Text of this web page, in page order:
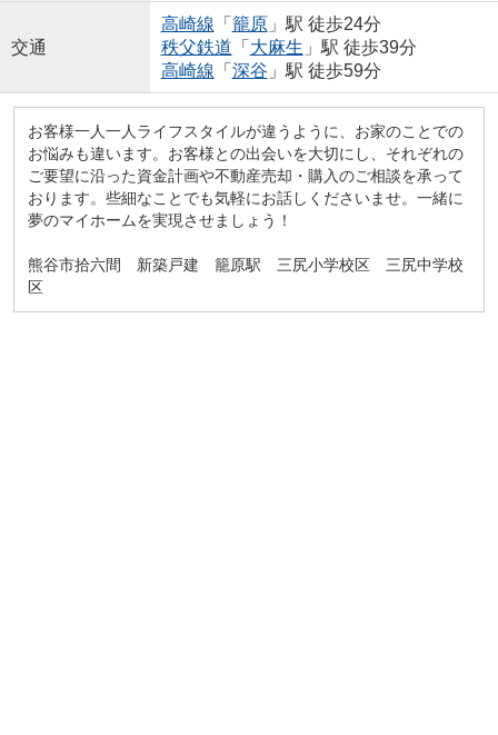
交通
高崎線 「 籠原」駅 徒歩24分
秩父鉄道 「 大麻生 」駅 徒歩39分
高崎線 「 深谷 」駅 徒歩59分
お客様一人一人ライフスタイルが違うように、お家のことでの
お悩みも違います。お客様との出会いを大切にし、それぞれの
ご要望に沿った資金計画や不動産売却・購入のご相談を承って
おります。些細なことでも気軽にお話しくださいませ。一緒に
夢のマイホームを実現させましょう！
熊谷市拾六間 新築戸建 籠原駅 三尻小学校区 三尻中学校
区